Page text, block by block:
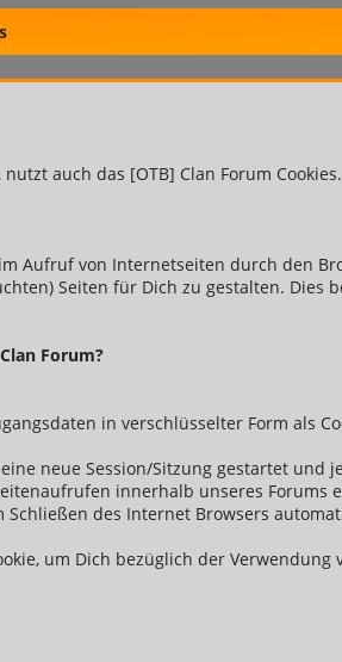
auch das [OTB] Clan Forum
Aufruf von Internetseiten durch den
Seiten für Dich zu gestalten.
Forum?
in verschlüsselter Form als
neue Session/Sitzung gestartet und
innerhalb unseres
Schließen des Internet Browsers
um Dich bezüglich der